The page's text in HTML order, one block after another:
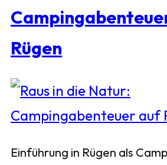
Rügen
Einführung in Rügen als